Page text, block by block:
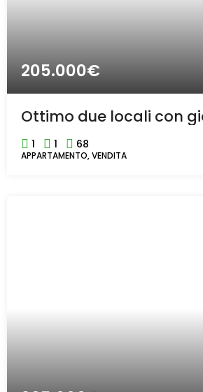
205.000€
1 1 68
APPARTAMENTO, VENDITA